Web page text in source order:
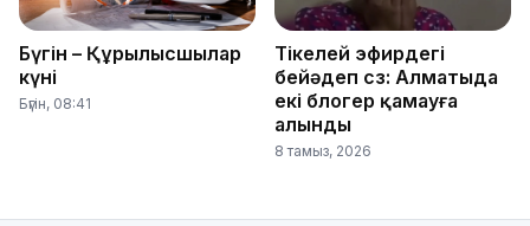
Бүгін – Құрылысшылар
күні
Бүгін, 08:41
Тікелей эфирдегі
бейәдеп сөз: Алматыда
екі блогер қамауға
алынды
8 тамыз, 2026